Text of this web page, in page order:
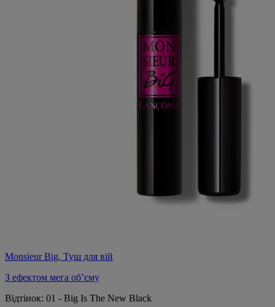
Monsieur Big, Туш для вій
З ефектом мега об’єму
Відтінок: 01 - Big Is The New Black